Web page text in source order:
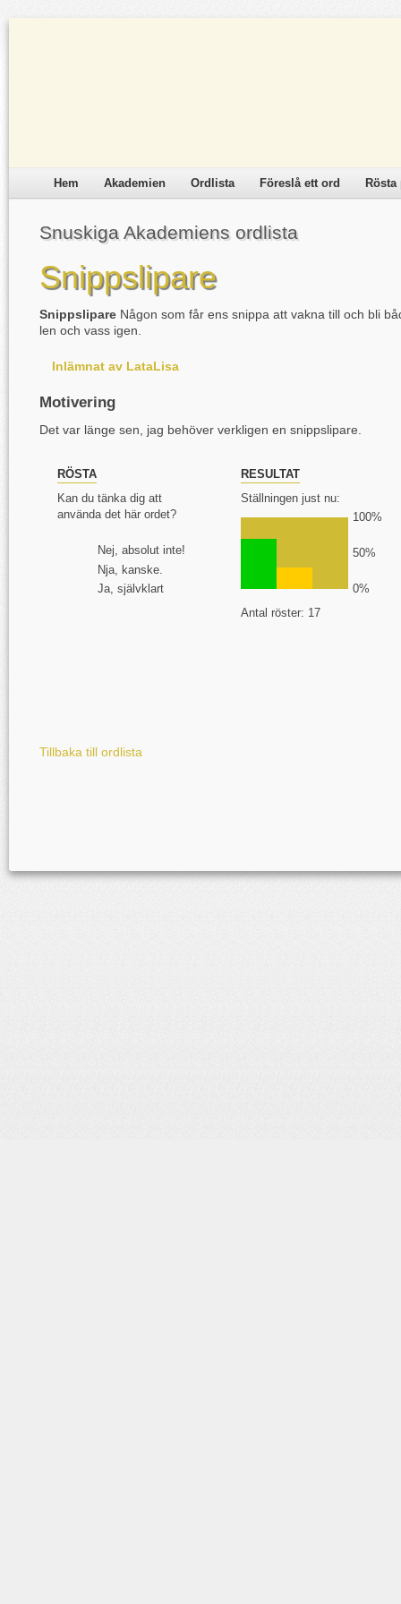
Hem Akademien Ordlista Föreslå ett ord
Snuskiga Akademiens ordlista
Snippslipare
Snippslipare Någon som får ens snippa att vakna till och bli
len och vass igen.
Inlämnat av LataLisa
Motivering
Det var länge sen, jag behöver verkligen en snippslipare.
RÖSTA
Kan du tänka dig att
använda det här ordet?
Nej, absolut inte!
Nja, kanske.
Ja, självklart
RESULTAT
Ställningen just nu:
100%
50%
0%
Antal röster: 17
Tillbaka till ordlista